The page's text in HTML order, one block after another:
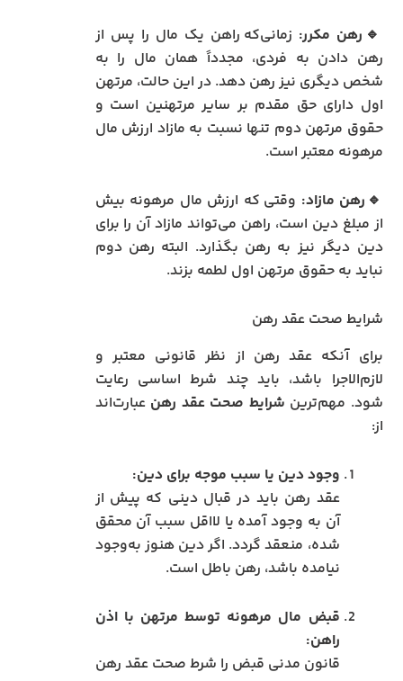
🔹رهن مکرر: زمانی‌که راهن یک مال را پس از
رهن دادن به فردی، مجدداً همان مال را به
شخص دیگری نیز رهن دهد. در این حالت، مرتهن
اول دارای حق مقدم بر سایر مرتهنین است و
حقوق مرتهن دوم تنها نسبت به مازاد ارزش مال
مرهونه معتبر است.
🔹رهن مازاد: وقتی که ارزش مال مرهونه بیش
از مبلغ دین است، راهن می‌تواند مازاد آن را برای
دین دیگر نیز به رهن بگذارد. البته رهن دوم
نباید به حقوق مرتهن اول لطمه بزند.
شرایط صحت عقد رهن
برای آنکه عقد رهن از نظر قانونی معتبر و
لازم‌الاجرا باشد، باید چند شرط اساسی رعایت
شود. مهم‌ترین شرایط صحت عقد رهن عبارت‌اند
از:
وجود دین یا سبب موجه برای دین:
عقد رهن باید در قبال دینی که پیش از
آن به وجود آمده یا لااقل سبب آن محقق
شده، منعقد گردد. اگر دین هنوز به‌وجود
نیامده باشد، رهن باطل است.
قبض مال مرهونه توسط مرتهن با اذن
راهن:
قانون مدنی قبض را شرط صحت عقد رهن